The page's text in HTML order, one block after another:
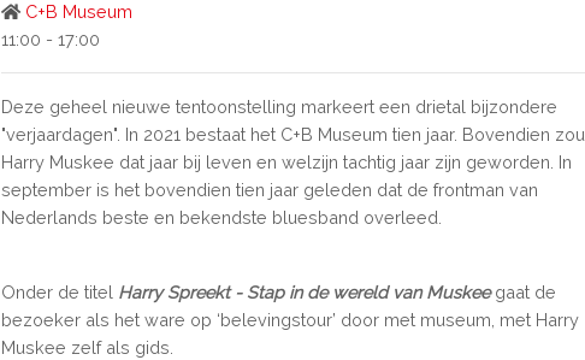
C+B Museum
11:00 - 17:00
Deze geheel nieuwe tentoonstelling markeert een drietal bijzondere
"verjaardagen". In 2021 bestaat het C+B Museum tien jaar. Bovendien zou
Harry Muskee dat jaar bij leven en welzijn tachtig jaar zijn geworden. In
september is het bovendien tien jaar geleden dat de frontman van
Nederlands beste en bekendste bluesband overleed.
Onder de titel Harry Spreekt - Stap in de wereld van Muskeegaat de
bezoeker als het ware op ‘belevingstour’ door met museum, met Harry
Muskee zelf als gids.